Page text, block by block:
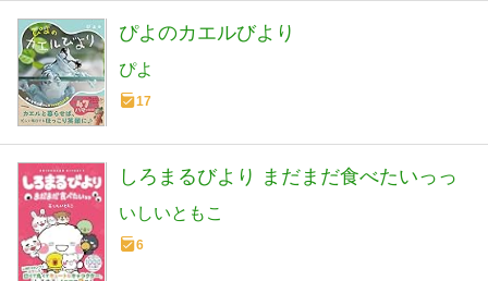
ぴよのカエルびより
ぴよ
17
しろまるびより まだまだ食べたいっっ
いしいともこ
6